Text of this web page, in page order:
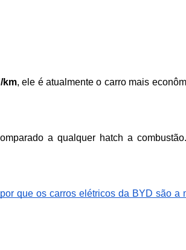
km, ele é atualmente o carro mais
a qualquer hatch a
por que os carros elétricos da BYD são a